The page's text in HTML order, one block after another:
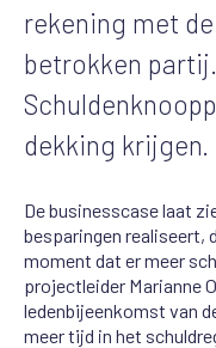
rekening met
betrokken
dekking krijgen.
De businesscase laat
besparingen realiseert,
moment dat er meer
projectleider Marianne
ledenbijeenkomst van
meer tijd in het